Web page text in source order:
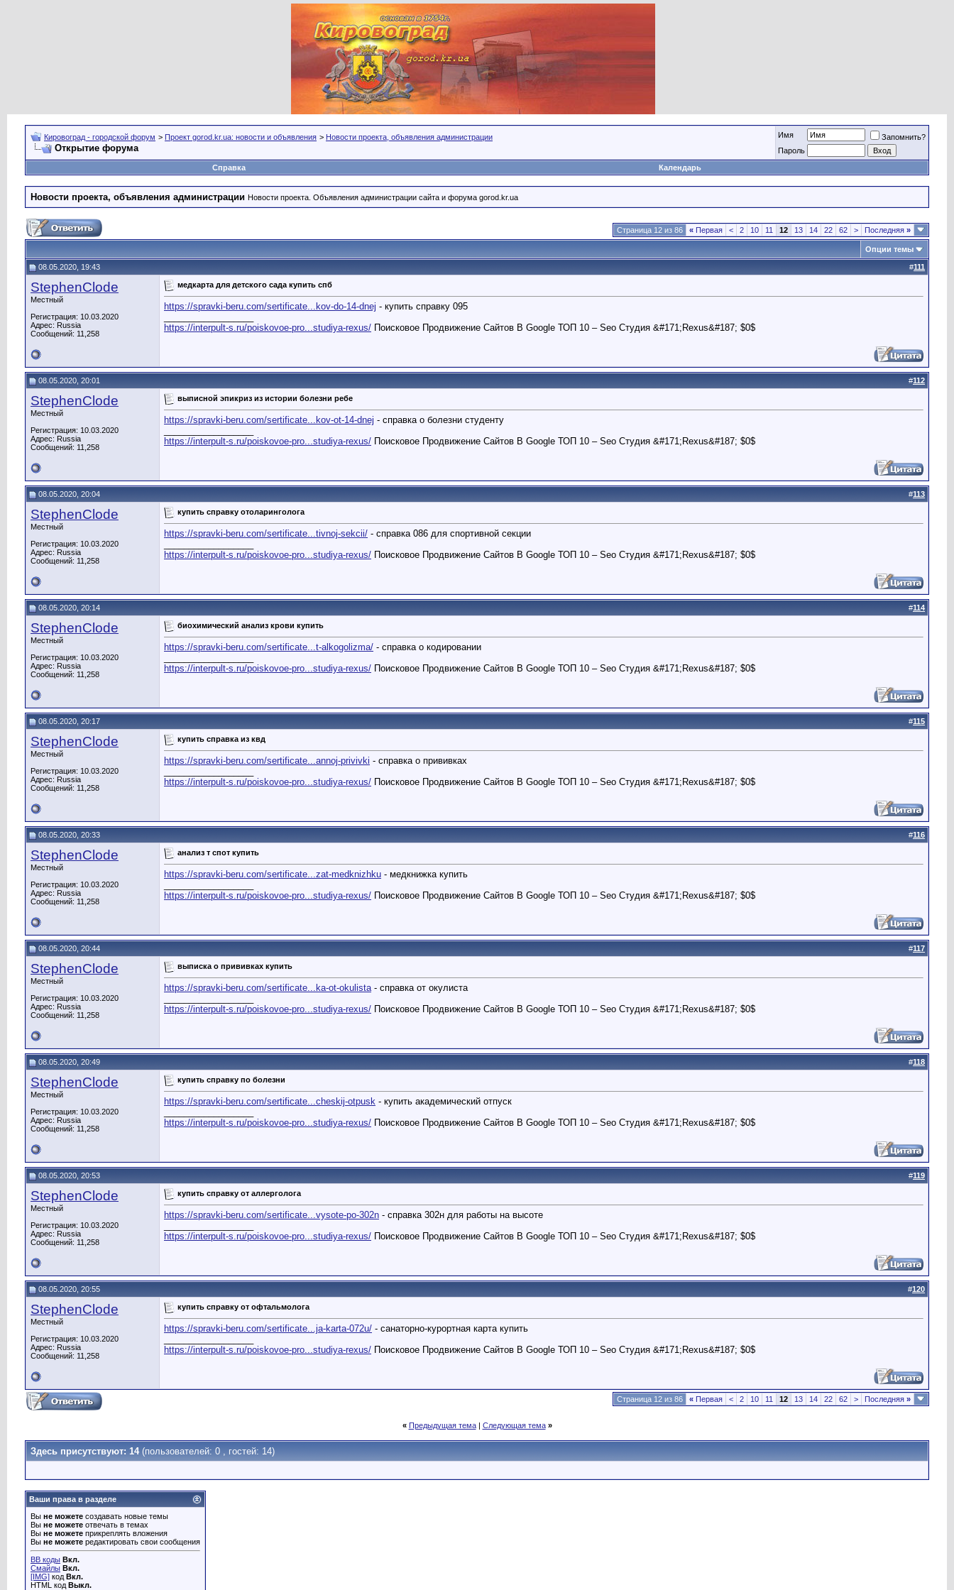
Кировоград - городской форум > Проект gorod.kr.ua: новости и объявления > Новости проекта, объявления администрации
Открытие форума
Имя
Запомнить?
Пароль
Справка
Календарь
Новости проекта, объявления администрации Новости проекта. Объявления администрации сайта и форума gorod.kr.ua
Страница 12 из 86 « Первая < 2 10 11 12 13 14 22 62 > Последняя »
Опции темы
08.05.2020, 19:43 #111
StephenClode
Местный
Регистрация: 10.03.2020
Адрес: Russia
Сообщений: 11,258
медкарта для детского сада купить спб
https://spravki-beru.com/sertificate...kov-do-14-dnej - купить справку 095
https://interpult-s.ru/poiskovoe-pro...studiya-rexus/ Поисковое Продвижение Сайтов В Google ТОП 10 – Seo Студия &#171;Rexus&#187; $0$
08.05.2020, 20:01 #112
StephenClode
Местный
Регистрация: 10.03.2020
Адрес: Russia
Сообщений: 11,258
выписной эпикриз из истории болезни ребе
https://spravki-beru.com/sertificate...kov-ot-14-dnej - справка о болезни студенту
https://interpult-s.ru/poiskovoe-pro...studiya-rexus/ Поисковое Продвижение Сайтов В Google ТОП 10 – Seo Студия &#171;Rexus&#187; $0$
08.05.2020, 20:04 #113
StephenClode
Местный
Регистрация: 10.03.2020
Адрес: Russia
Сообщений: 11,258
купить справку отоларинголога
https://spravki-beru.com/sertificate...tivnoj-sekcii/ - справка 086 для спортивной секции
https://interpult-s.ru/poiskovoe-pro...studiya-rexus/ Поисковое Продвижение Сайтов В Google ТОП 10 – Seo Студия &#171;Rexus&#187; $0$
08.05.2020, 20:14 #114
StephenClode
Местный
Регистрация: 10.03.2020
Адрес: Russia
Сообщений: 11,258
биохимический анализ крови купить
https://spravki-beru.com/sertificate...t-alkogolizma/ - справка о кодировании
https://interpult-s.ru/poiskovoe-pro...studiya-rexus/ Поисковое Продвижение Сайтов В Google ТОП 10 – Seo Студия &#171;Rexus&#187; $0$
08.05.2020, 20:17 #115
StephenClode
Местный
Регистрация: 10.03.2020
Адрес: Russia
Сообщений: 11,258
купить справка из квд
https://spravki-beru.com/sertificate...annoj-privivki - справка о прививках
https://interpult-s.ru/poiskovoe-pro...studiya-rexus/ Поисковое Продвижение Сайтов В Google ТОП 10 – Seo Студия &#171;Rexus&#187; $0$
08.05.2020, 20:33 #116
StephenClode
Местный
Регистрация: 10.03.2020
Адрес: Russia
Сообщений: 11,258
анализ т спот купить
https://spravki-beru.com/sertificate...zat-medknizhku - медкнижка купить
https://interpult-s.ru/poiskovoe-pro...studiya-rexus/ Поисковое Продвижение Сайтов В Google ТОП 10 – Seo Студия &#171;Rexus&#187; $0$
08.05.2020, 20:44 #117
StephenClode
Местный
Регистрация: 10.03.2020
Адрес: Russia
Сообщений: 11,258
выписка о прививках купить
https://spravki-beru.com/sertificate...ka-ot-okulista- справка от окулиста
https://interpult-s.ru/poiskovoe-pro...studiya-rexus/ Поисковое Продвижение Сайтов В Google ТОП 10 – Seo Студия &#171;Rexus&#187; $0$
08.05.2020, 20:49 #118
StephenClode
Местный
Регистрация: 10.03.2020
Адрес: Russia
Сообщений: 11,258
купить справку по болезни
https://spravki-beru.com/sertificate...cheskij-otpusk - купить академический отпуск
https://interpult-s.ru/poiskovoe-pro...studiya-rexus/ Поисковое Продвижение Сайтов В Google ТОП 10 – Seo Студия &#171;Rexus&#187; $0$
08.05.2020, 20:53 #119
StephenClode
Местный
Регистрация: 10.03.2020
Адрес: Russia
Сообщений: 11,258
купить справку от аллерголога
https://spravki-beru.com/sertificate...vysote-po-302n - справка 302н для работы на высоте
https://interpult-s.ru/poiskovoe-pro...studiya-rexus/ Поисковое Продвижение Сайтов В Google ТОП 10 – Seo Студия &#171;Rexus&#187; $0$
08.05.2020, 20:55 #120
StephenClode
Местный
Регистрация: 10.03.2020
Адрес: Russia
Сообщений: 11,258
купить справку от офтальмолога
https://spravki-beru.com/sertificate...ja-karta-072u/ - санаторно-курортная карта купить
https://interpult-s.ru/poiskovoe-pro...studiya-rexus/ Поисковое Продвижение Сайтов В Google ТОП 10 – Seo Студия &#171;Rexus&#187; $0$
Страница 12 из 86 « Первая < 2 10 11 12 13 14 22 62 > Последняя »
« Предыдущая тема| Следующая тема »
Здесь присутствуют: 14 (пользователей: 0 , гостей: 14)
Ваши права в разделе
Вы не можете создавать новые темы
Вы не можете отвечать в темах
Вы не можете прикреплять вложения
Вы не можете редактировать свои сообщения
BB коды Вкл.
Смайлы Вкл.
[IMG] код Вкл.
HTML код Выкл.